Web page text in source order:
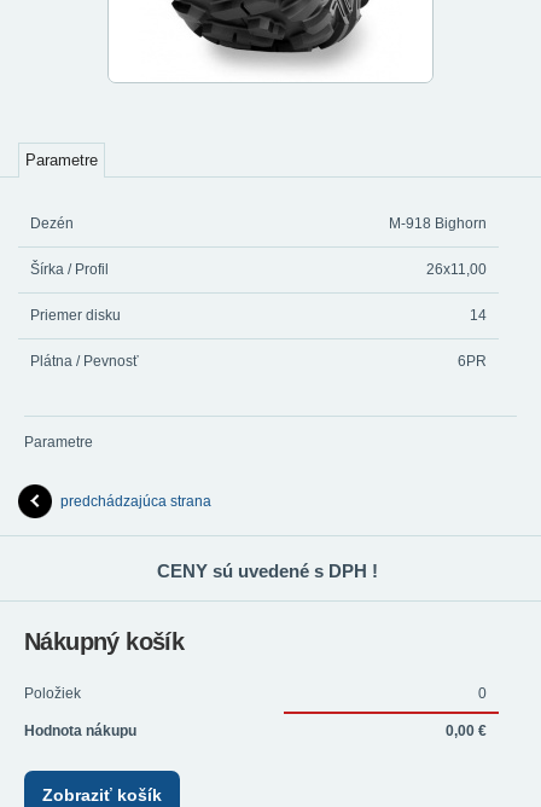
Parametre
Dezén M-918 Bighorn
Šírka / Profil 26x11,00
Priemer disku 14
Plátna / Pevnosť 6PR
Parametre
predchádzajúca strana
CENY sú uvedené s DPH !
Nákupný košík
Položiek 0
Hodnota nákupu 0,00 €
Zobraziť košík